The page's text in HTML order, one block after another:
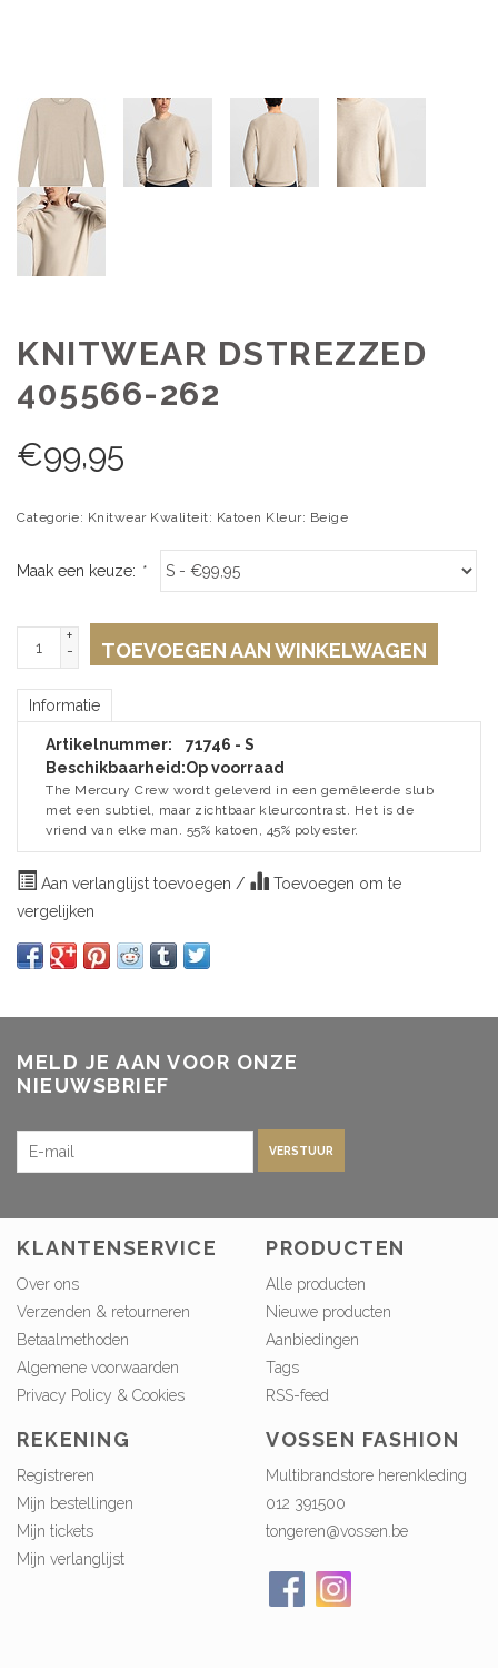
KNITWEAR DSTREZZED
405566-262
€99,95
Categorie: Knitwear Kwaliteit: Katoen Kleur: Beige
Maak een keuze: *
+
-
TOEVOEGEN AAN WINKELWAGEN
Informatie
Artikelnummer:
71746 - S
Beschikbaarheid:Op voorraad
The Mercury Crew wordt geleverd in een gemêleerde slub
met een subtiel, maar zichtbaar kleurcontrast. Het is de
vriend van elke man. 55% katoen, 45% polyester.
Aan verlanglijst toevoegen /
Toevoegen om te
vergelijken
MELD JE AAN VOOR ONZE
NIEUWSBRIEF
VERSTUUR
KLANTENSERVICE
Over ons
Verzenden & retourneren
Betaalmethoden
Algemene voorwaarden
Privacy Policy & Cookies
PRODUCTEN
Alle producten
Nieuwe producten
Aanbiedingen
Tags
RSS-feed
REKENING
Registreren
Mijn bestellingen
Mijn tickets
Mijn verlanglijst
VOSSEN FASHION
Multibrandstore herenkleding
012 391500
tongeren@vossen.be